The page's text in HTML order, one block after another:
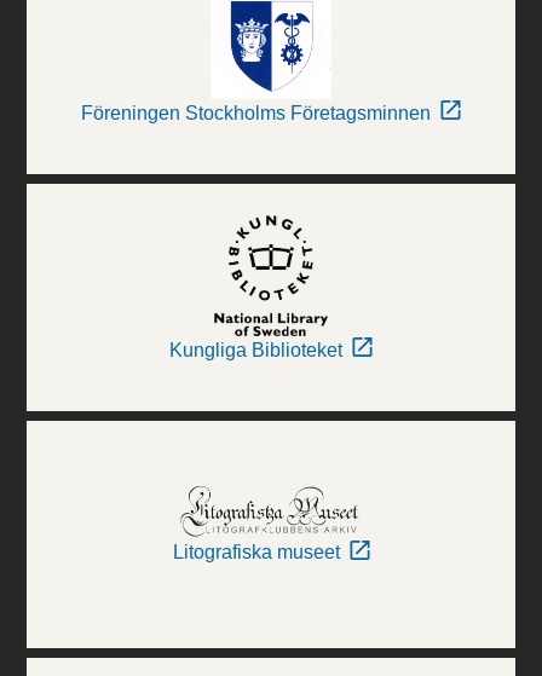
Föreningen Stockholms Företagsminnen
Kungliga Biblioteket
Litografiska museet